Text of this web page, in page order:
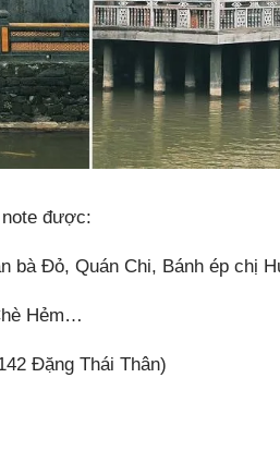
được:
bà Đỏ, Quán Chi, Bánh ép chị
Hẻm…
Đặng Thái Thân)